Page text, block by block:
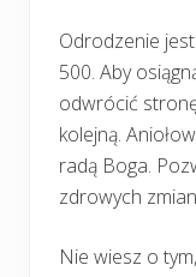
Odrodzenie
500. Aby
odwrócić
kolejną.
radą Boga.
zdrowych
Nie wiesz o